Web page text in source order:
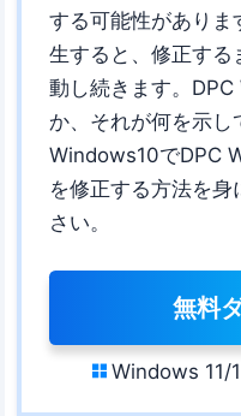
する可能性がありま
生すると、修正する
動し続きます。
か、それが何を示し
Windows10でDPC
を修正する方法を
さい。
無料
 Windows 11/